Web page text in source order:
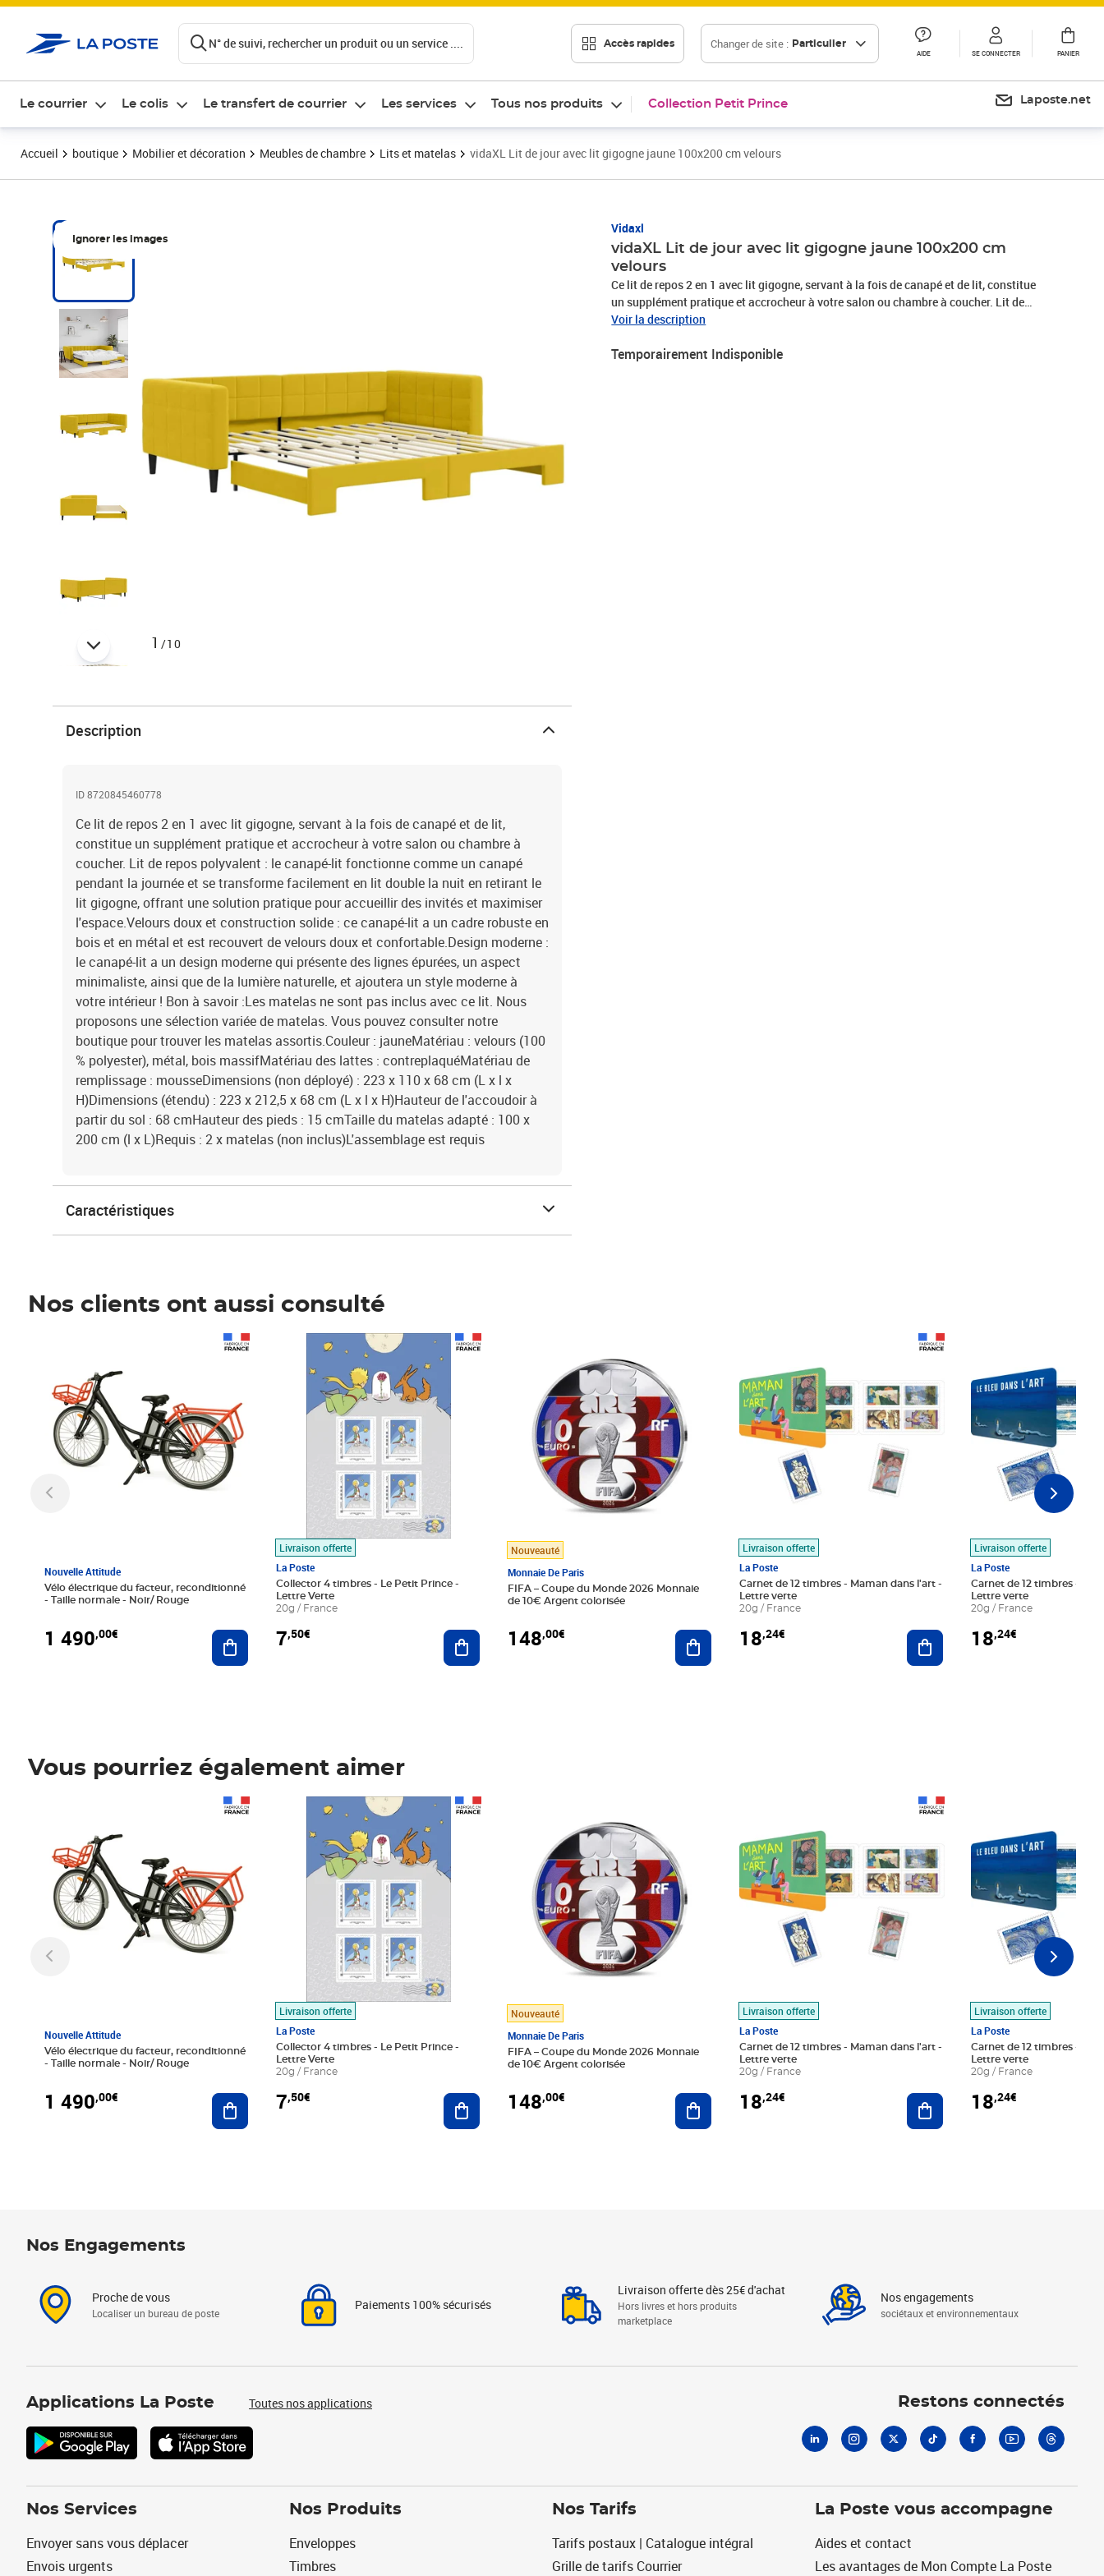
N° de suivi, rechercher un produit ou un service .... Accès rapides Changer de site : Particulier
AIDE SE CONNECTER PANIER
Le courrier Le colis Le transfert de courrier Les services Tous nos produits Collection Petit Prince Laposte.net
Accueil boutique Mobilier et décoration Meubles de chambre Lits et matelas vidaXL Lit de jour avec lit gigogne jaune 100x200 cm velours
Ignorer les images
1 /10
Vidaxl
vidaXL Lit de jour avec lit gigogne jaune 100x200 cm
velours
Ce lit de repos 2 en 1 avec lit gigogne, servant à la fois de canapé et de lit, constitue
un supplément pratique et accrocheur à votre salon ou chambre à coucher. Lit de
repos polyvalent : le canapé-lit fonctionne comme un canapé pendant la journée et se
solution pratique pour accueillir des invités et maximiser l'espace.Velours doux et
Voir la description
Temporairement Indisponible
Description
ID 8720845460778
Ce lit de repos 2 en 1 avec lit gigogne, servant à la fois de canapé et de lit,
constitue un supplément pratique et accrocheur à votre salon ou chambre à
coucher. Lit de repos polyvalent : le canapé-lit fonctionne comme un canapé
pendant la journée et se transforme facilement en lit double la nuit en retirant le
lit gigogne, offrant une solution pratique pour accueillir des invités et maximiser
l'espace.Velours doux et construction solide : ce canapé-lit a un cadre robuste en
bois et en métal et est recouvert de velours doux et confortable.Design moderne :
le canapé-lit a un design moderne qui présente des lignes épurées, un aspect
minimaliste, ainsi que de la lumière naturelle, et ajoutera un style moderne à
votre intérieur ! Bon à savoir :Les matelas ne sont pas inclus avec ce lit. Nous
proposons une sélection variée de matelas. Vous pouvez consulter notre
boutique pour trouver les matelas assortis.Couleur : jauneMatériau : velours (100
% polyester), métal, bois massifMatériau des lattes : contreplaquéMatériau de
remplissage : mousseDimensions (non déployé) : 223 x 110 x 68 cm (L x l x
H)Dimensions (étendu) : 223 x 212,5 x 68 cm (L x l x H)Hauteur de l'accoudoir à
partir du sol : 68 cmHauteur des pieds : 15 cmTaille du matelas adapté : 100 x
200 cm (l x L)Requis : 2 x matelas (non inclus)L'assemblage est requis
Caractéristiques
Nos clients ont aussi consulté
Nouvelle Attitude
Vélo électrique du facteur, reconditionné
- Taille normale - Noir/ Rouge
1 490,00€ Ajouter au panier
Livraison offerte
La Poste
Collector 4 timbres - Le Petit Prince -
Lettre Verte
20g / France
7,50€
Prix 7,50€
Ajouter au panier
Nouveauté
Monnaie De Paris
FIFA – Coupe du Monde 2026 Monnaie
de 10€ Argent colorisée
148,00€ Ajouter au panier
Livraison offerte
La Poste
Carnet de 12 timbres - Maman dans l'art -
Lettre verte
20g / France
18,24€ Ajouter au panier
Livraison offerte
La Poste
Carnet de 12 timbres - Le
Lettre verte
20g / France
18,24€
Vous pourriez également aimer
Nouvelle Attitude
Vélo électrique du facteur, reconditionné
- Taille normale - Noir/ Rouge
1 490,00€ Ajouter au panier
Livraison offerte
La Poste
Collector 4 timbres - Le Petit Prince -
Lettre Verte
20g / France
7,50€
Prix 7,50€
Ajouter au panier
Nouveauté
Monnaie De Paris
FIFA – Coupe du Monde 2026 Monnaie
de 10€ Argent colorisée
148,00€ Ajouter au panier
Livraison offerte
La Poste
Carnet de 12 timbres - Maman dans l'art -
Lettre verte
20g / France
18,24€ Ajouter au panier
Livraison offerte
La Poste
Carnet de 12 timbres - Le
Lettre verte
20g / France
18,24€
Nos Engagements
Proche de vous
Localiser un bureau de poste
Paiements 100% sécurisés
Livraison offerte dès 25€ d'achat
Hors livres et hors produits
marketplace
Nos engagements
sociétaux et environnementaux
Applications La Poste Toutes nos applications Restons connectés
Nos Services
Envoyer sans vous déplacer
Envois urgents
Nos Produits
Enveloppes
Timbres
Nos Tarifs
Tarifs postaux | Catalogue intégral
Grille de tarifs Courrier
La Poste vous accompagne
Aides et contact
Les avantages de Mon Compte La Poste